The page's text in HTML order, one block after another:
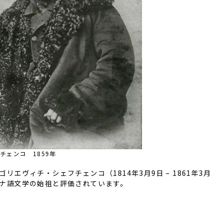
チェンコ 1859年
リエヴィチ・シェフチェンコ（1814年3 月9 日 – 1861年3 月
語文学の始祖と評価されています。